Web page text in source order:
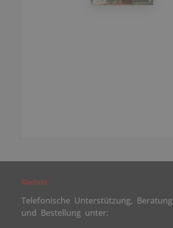
Kontakt
Telefonische Unterstützung, Beratung
und Bestellung unter: